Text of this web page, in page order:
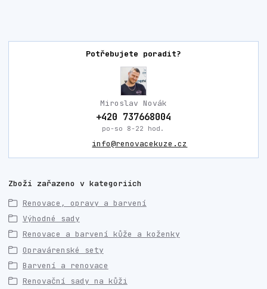
Potřebujete poradit?
Miroslav Novák
+420 737668004
po-so 8-22 hod.
info@renovacekuze.cz
Zboží zařazeno v kategoriích
Renovace, opravy a barvení
Výhodné sady
Renovace a barvení kůže a koženky
Opravárenské sety
Barvení a renovace
Renovační sady na kůži